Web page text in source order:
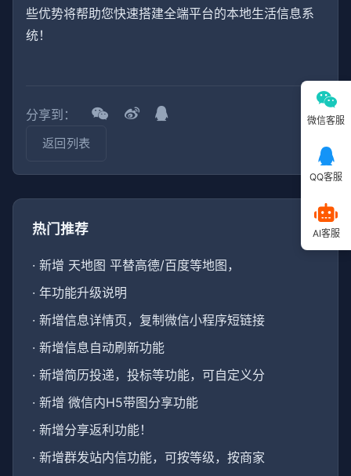
些优势将帮助您快速搭建全端平台的本地生活信息系
统！
分享到：
返回列表
热门推荐
· 新增 天地图 平替高德/百度等地图，
· 年功能升级说明
· 新增信息详情页，复制微信小程序短链接
· 新增信息自动刷新功能
· 新增简历投递，投标等功能，可自定义分
· 新增 微信内H5带图分享功能
· 新增分享返利功能！
· 新增群发站内信功能，可按等级，按商家
微信客服
QQ客服
AI客服